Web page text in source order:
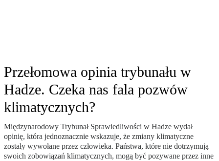
Przełomowa opinia trybunału w
Hadze. Czeka nas fala pozwów
klimatycznych?
Międzynarodowy Trybunał Sprawiedliwości w Hadze wydał
opinię, która jednoznacznie wskazuje, że zmiany klimatyczne
zostały wywołane przez człowieka. Państwa, które nie dotrzymują
swoich zobowiązań klimatycznych, mogą być pozywane przez inne